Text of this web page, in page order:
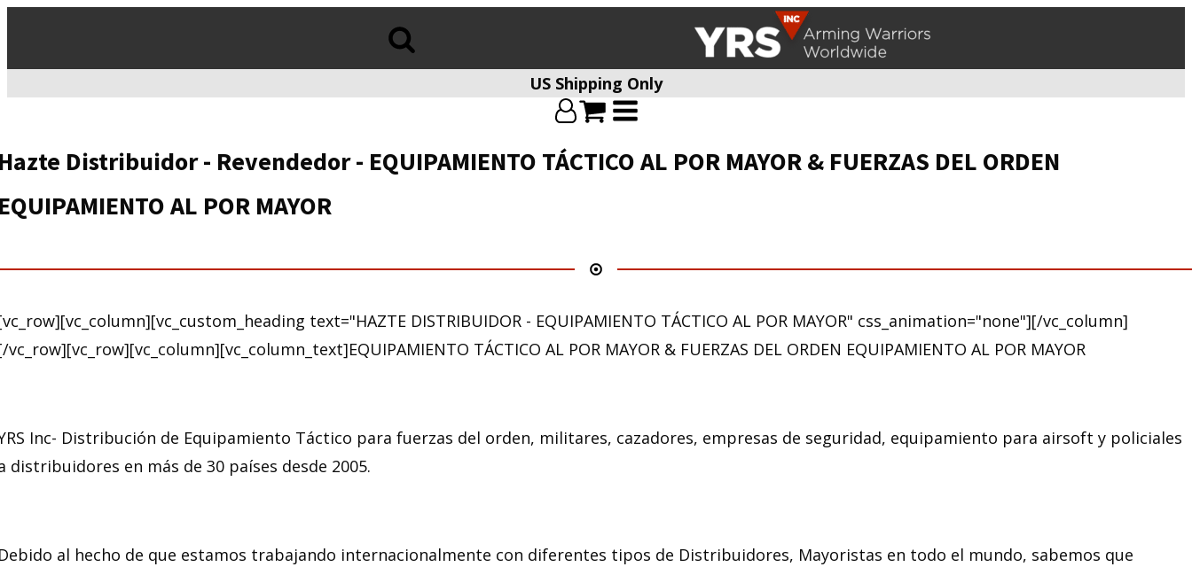
US Shipping Only
Distribuidor - Revendedor - EQUIPAMIENTO TÁCTICO AL POR MAYOR & FUERZAS DEL ORDEN
AL POR MAYOR
text="HAZTE DISTRIBUIDOR - EQUIPAMIENTO TÁCTICO AL POR MAYOR" css_animation="none"][/vc_column]
vc_row][vc_row][vc_column][vc_column_text]EQUIPAMIENTO TÁCTICO AL POR MAYOR & FUERZAS DEL ORDEN EQUIPAMIENTO AL POR MAYOR
Inc- Distribución de Equipamiento Táctico para fuerzas del orden, militares, cazadores, empresas de seguridad, equipamiento para airsoft y policiales
distribuidores en más de 30 países desde 2005.
al hecho de que estamos trabajando internacionalmente con diferentes tipos de Distribuidores, Mayoristas en todo el mundo, sabemos que